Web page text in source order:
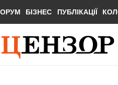
БІЗНЕС ПУБЛІКАЦІЇ